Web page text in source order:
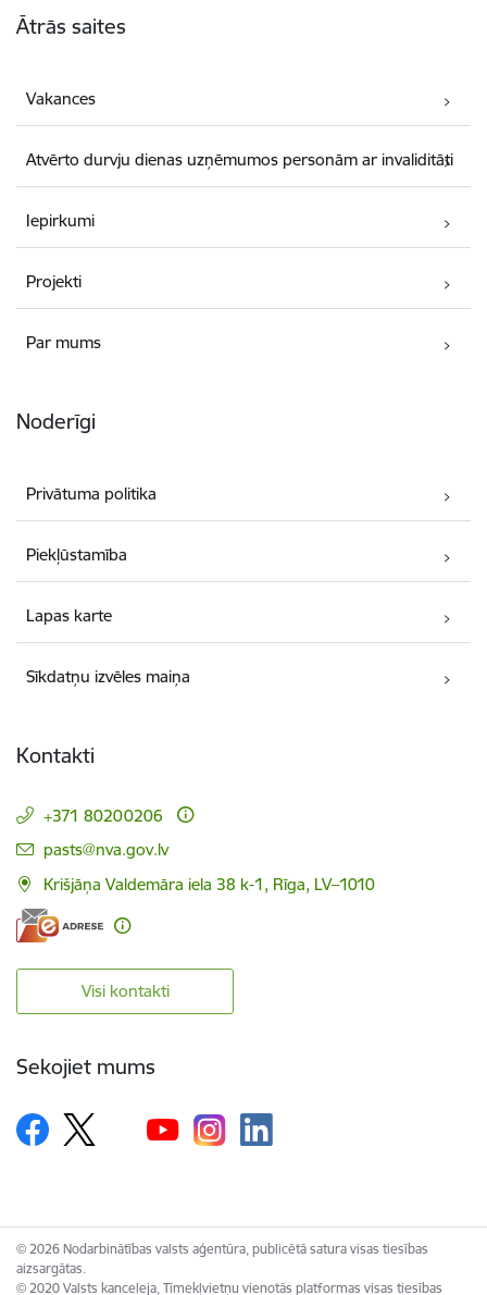
Ātrās saites
Vakances
Atvērto durvju dienas uzņēmumos personām ar invaliditāti
Iepirkumi
Projekti
Par mums
Noderīgi
Privātuma politika
Piekļūstamība
Lapas karte
Sīkdatņu izvēles maiņa
Kontakti
+371 80200206
E-pasts:
pasts@nva.gov.lv
Krišjāņa Valdemāra iela 38 k-1, Rīga, LV–1010
Visi kontakti
Sekojiet mums
© 2026 Nodarbinātības valsts aģentūra, publicētā satura visas tiesības
aizsargātas.
© 2020 Valsts kanceleja, Tīmekļvietņu vienotās platformas visas tiesības